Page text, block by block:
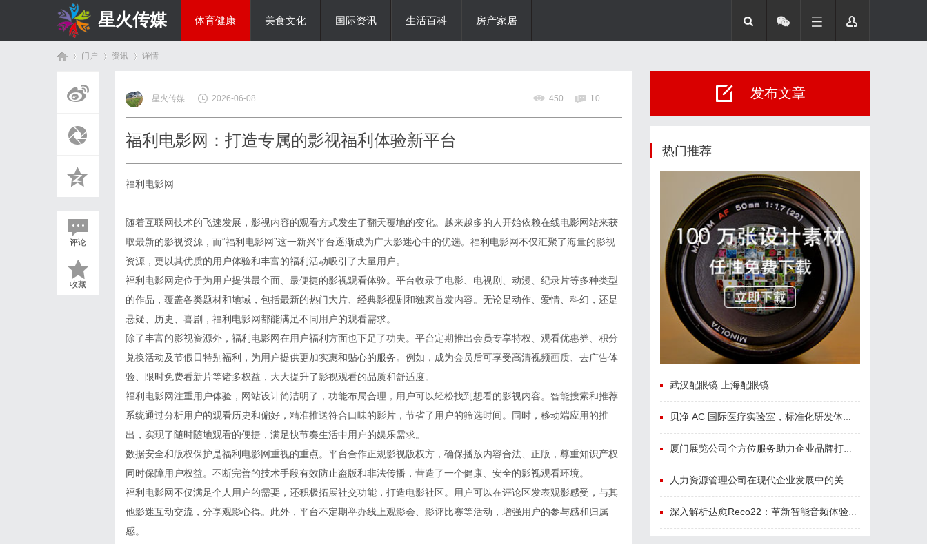
星火传媒 体育健康 美食文化 国际资讯 生活百科 房产家居
门户 资讯
›
详情
评论
收藏
星火传媒 2026-06-08 450 10
福利电影网：打造专属的影视福利体验新平台
福利电影网
随着互联网技术的飞速发展，影视内容的观看方式发生了翻天覆地的变化。越来越多的人开始依赖在线电影网站来获
取最新的影视资源，而“福利电影网”这一新兴平台逐渐成为广大影迷心中的优选。福利电影网不仅汇聚了海量的影视
资源，更以其优质的用户体验和丰富的福利活动吸引了大量用户。
福利电影网定位于为用户提供最全面、最便捷的影视观看体验。平台收录了电影、电视剧、动漫、纪录片等多种类型
的作品，覆盖各类题材和地域，包括最新的热门大片、经典影视剧和独家首发内容。无论是动作、爱情、科幻，还是
悬疑、历史、喜剧，福利电影网都能满足不同用户的观看需求。
除了丰富的影视资源外，福利电影网在用户福利方面也下足了功夫。平台定期推出会员专享特权、观看优惠券、积分
兑换活动及节假日特别福利，为用户提供更加实惠和贴心的服务。例如，成为会员后可享受高清视频画质、去广告体
验、限时免费看新片等诸多权益，大大提升了影视观看的品质和舒适度。
福利电影网注重用户体验，网站设计简洁明了，功能布局合理，用户可以轻松找到想看的影视内容。智能搜索和推荐
系统通过分析用户的观看历史和偏好，精准推送符合口味的影片，节省了用户的筛选时间。同时，移动端应用的推
出，实现了随时随地观看的便捷，满足快节奏生活中用户的娱乐需求。
数据安全和版权保护是福利电影网重视的重点。平台合作正规影视版权方，确保播放内容合法、正版，尊重知识产权
同时保障用户权益。不断完善的技术手段有效防止盗版和非法传播，营造了一个健康、安全的影视观看环境。
福利电影网不仅满足个人用户的需要，还积极拓展社交功能，打造电影社区。用户可以在评论区发表观影感受，与其
他影迷互动交流，分享观影心得。此外，平台不定期举办线上观影会、影评比赛等活动，增强用户的参与感和归属
感。
发布文章
热门推荐
武汉配眼镜 上海配眼镜
贝净 AC 国际医疗实验室，标准化研发体系全解析
厦门展览公司全方位服务助力企业品牌打造与市场开拓
人力资源管理公司在现代企业发展中的关键作用及其管理策略解析
深入解析达愈Reco22：革新智能音频体验的先锋技术